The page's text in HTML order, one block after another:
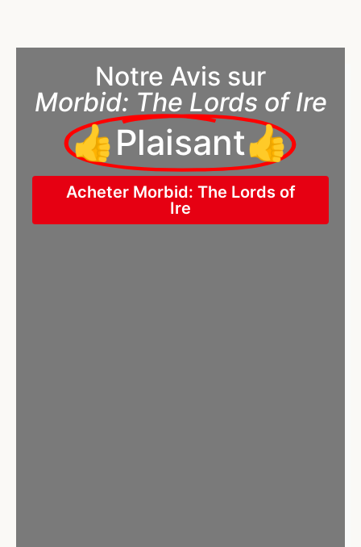
Notre Avis sur
Morbid: The Lords of Ire
👍Plaisant👍
Acheter Morbid: The Lords of
Ire